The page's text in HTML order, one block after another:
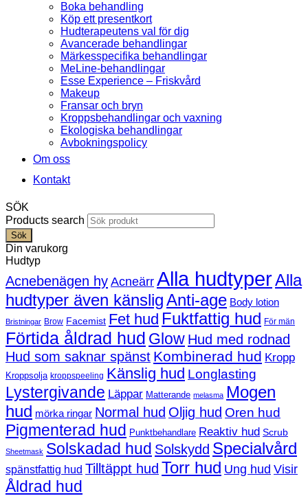
Boka behandling
Köp ett presentkort
Hudterapeutens val för dig
Avancerade behandlingar
Märkesspecifika behandlingar
MeLine-behandlingar
Esse Experience – Friskvård
Makeup
Fransar och bryn
Kroppsbehandlingar och vaxning
Ekologiska behandlingar
Avbokningspolicy
Om oss
Kontakt
SÖK
Products search
Sök
Din varukorg
Hudtyp
Acnebenägen hy Acneärr Alla hudtyperAlla
hudtyper även känsligAnti-age Body lotion
Bristningar Brow Facemist Fet hud Fuktfattig hud För män
Förtida åldrad hud Glow Hud med rodnad
Hud som saknar spänst Kombinerad hud Kropp
Kroppsolja kroppspeeling Känslig hud Longlasting
Lystergivande Läppar Matterande melasma Mogen
hud mörka ringar Normal hud Oljig hud Oren hud
Pigmenterad hud Punktbehandlare Reaktiv hud Scrub
Sheetmask Solskadad hud Solskydd Specialvård
spänstfattig hud Tilltäppt hud Torr hud Ung hud Visir
Åldrad hud